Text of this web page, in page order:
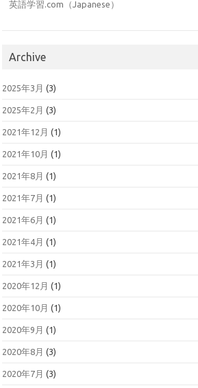
英語学習.com（Japanese）
Archive
2025年3月 (3)
2025年2月 (3)
2021年12月 (1)
2021年10月 (1)
2021年8月 (1)
2021年7月 (1)
2021年6月 (1)
2021年4月 (1)
2021年3月 (1)
2020年12月 (1)
2020年10月 (1)
2020年9月 (1)
2020年8月 (3)
2020年7月 (3)